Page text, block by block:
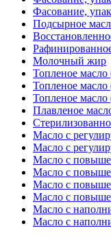
Фасование,
Подсырное
Молочный жир
Топленое масло
Топленое масло
Топленое масло
Плавленое
Масло с
Масло с
Масло с
Масло с
Масло с
Масло с
Масло с
Масло с